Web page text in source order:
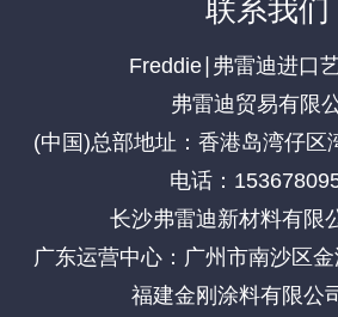
联系我们
Freddie∣弗雷迪进口
弗雷迪贸易有限
(中国)总部地址：香港岛湾仔区
电话：
长沙弗雷迪新材料有限
广东运营中心：广州市南沙区
福建金刚涂料有限公